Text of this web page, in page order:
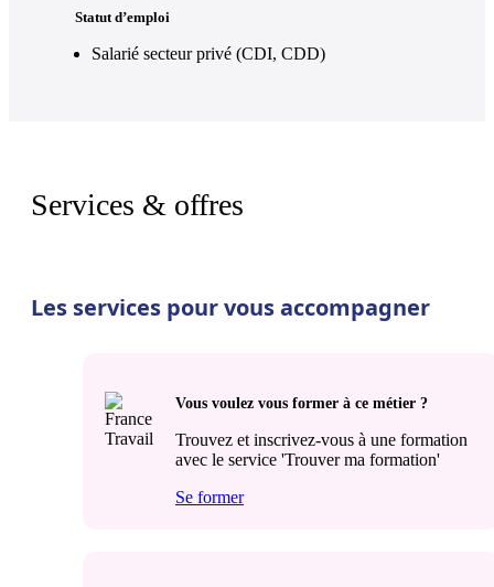
Statut d’emploi
Salarié secteur privé (CDI, CDD)
Services & offres
Les services pour vous accompagner
Vous voulez vous former à ce métier ?
Trouvez et inscrivez-vous à une formation
avec le service 'Trouver ma formation'
Se former